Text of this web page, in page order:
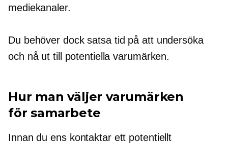
mediekanaler.
Du behöver dock satsa tid på att undersöka
och nå ut till potentiella varumärken.
Hur man väljer varumärken
för samarbete
Innan du ens kontaktar ett potentiellt